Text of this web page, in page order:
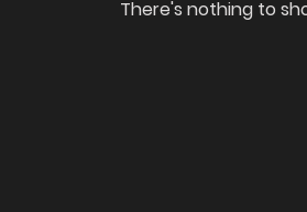
There's nothing to